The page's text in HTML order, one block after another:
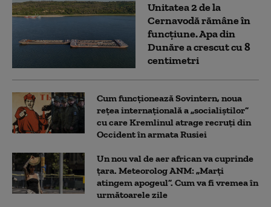
Unitatea 2 de la
Cernavodă rămâne în
funcțiune. Apa din
Dunăre a crescut cu 8
centimetri
Cum funcționează Sovintern, noua
rețea internațională a „socialiștilor”
cu care Kremlinul atrage recruți din
Occident în armata Rusiei
Un nou val de aer african va cuprinde
țara. Meteorolog ANM: „Marți
atingem apogeul”. Cum va fi vremea în
următoarele zile